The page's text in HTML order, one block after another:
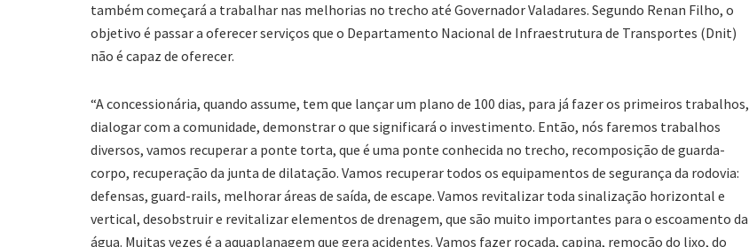
também começará a trabalhar nas melhorias no trecho até Governador Valadares. Segundo Renan Filho, o
objetivo é passar a oferecer serviços que o Departamento Nacional de Infraestrutura de Transportes (Dnit)
não é capaz de oferecer.
“A concessionária, quando assume, tem que lançar um plano de 100 dias, para já fazer os primeiros trabalhos,
dialogar com a comunidade, demonstrar o que significará o investimento. Então, nós faremos trabalhos
diversos, vamos recuperar a ponte torta, que é uma ponte conhecida no trecho, recomposição de guarda-
corpo, recuperação da junta de dilatação. Vamos recuperar todos os equipamentos de segurança da rodovia:
defensas, guard-rails, melhorar áreas de saída, de escape. Vamos revitalizar toda sinalização horizontal e
vertical, desobstruir e revitalizar elementos de drenagem, que são muito importantes para o escoamento da
água. Muitas vezes é a aquaplanagem que gera acidentes. Vamos fazer roçada, capina, remoção do lixo, do